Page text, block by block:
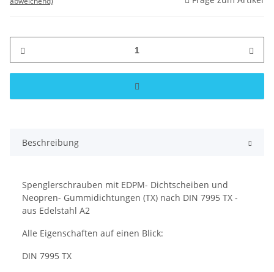
Beschreibung
Spenglerschrauben mit EDPM- Dichtscheiben und
Neopren- Gummidichtungen (TX) nach DIN 7995 TX -
aus Edelstahl A2
Alle Eigenschaften auf einen Blick:
DIN 7995 TX